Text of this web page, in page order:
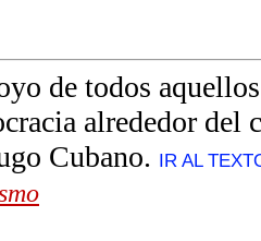
de todos
alrededor del
Cubano. IR AL